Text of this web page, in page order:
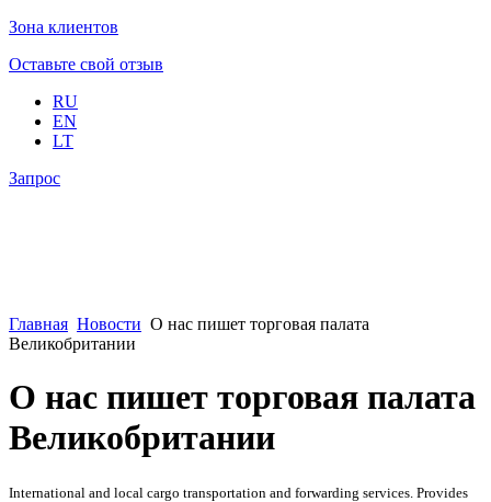
Зона клиентов
Оставьте свой отзыв
RU
EN
LT
Запрос
Главная Новости О нас пишет торговая палата
Великобритании
О нас пишет торговая палата
Великобритании
International and local cargo transportation and forwarding services. Provides